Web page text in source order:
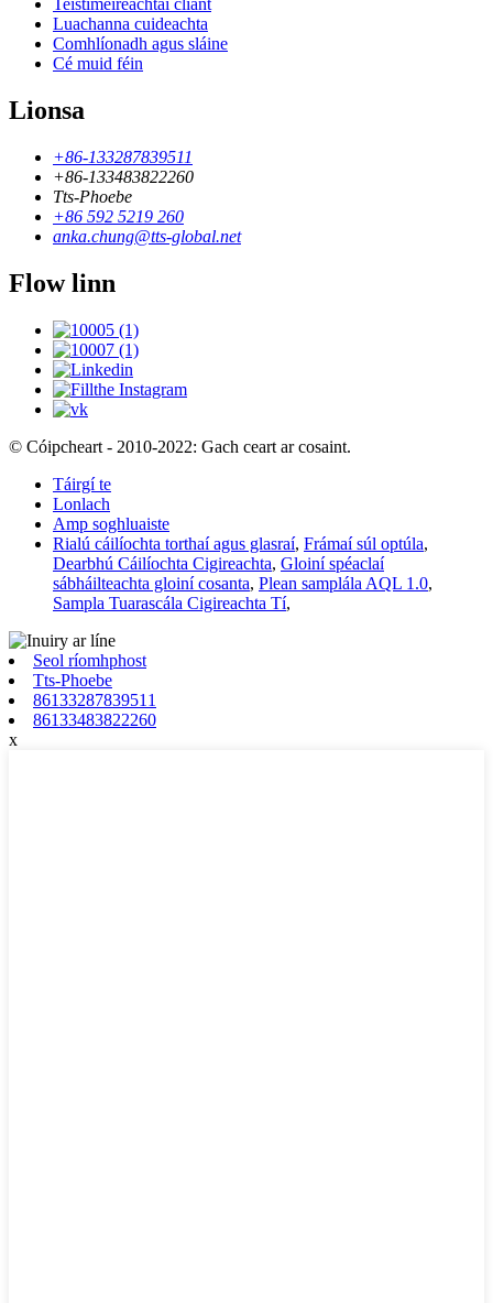
Teistiméireachtaí cliant
Luachanna cuideachta
Comhlíonadh agus sláine
Cé muid féin
Lionsa
+86-133287839511
+86-133483822260
Tts-Phoebe
+86 592 5219 260
anka.chung@tts-global.net
Flow linn
© Cóipcheart - 2010-2022: Gach ceart ar cosaint.
Táirgí te
Lonlach
Amp soghluaiste
Rialú cáilíochta torthaí agus glasraí, Frámaí súl optúla,
Dearbhú Cáilíochta Cigireachta, Gloiní spéaclaí
sábháilteachta gloiní cosanta, Plean samplála AQL 1.0,
Sampla Tuarascála Cigireachta Tí,
Seol ríomhphost
Tts-Phoebe
86133287839511
86133483822260
x